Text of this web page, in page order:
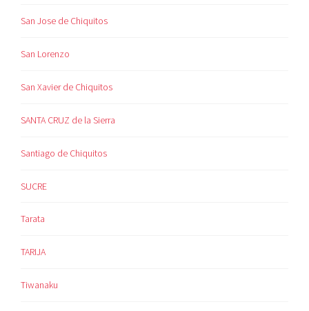
San Jose de Chiquitos
San Lorenzo
San Xavier de Chiquitos
SANTA CRUZ de la Sierra
Santiago de Chiquitos
SUCRE
Tarata
TARIJA
Tiwanaku